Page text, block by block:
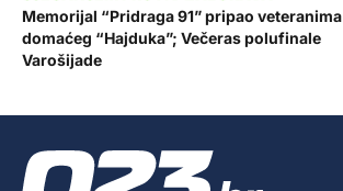
Memorijal “Pridraga 91” pripao veteranima
domaćeg “Hajduka”; Večeras polufinale
Varošijade